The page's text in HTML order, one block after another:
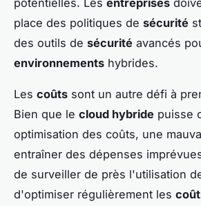
place des politiques de sécurité
des outils de sécurité avancés
environnements hybrides.
Les coûts sont un autre défi à
Bien que le cloud hybride puisse
optimisation des coûts, une
entraîner des dépenses
de surveiller de près l'utilisation
d'optimiser régulièrement les